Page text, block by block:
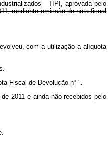
- TIPI, aprovada pelo
mediante emissão de nota fiscal
com a utilização a alíquota
Fiscal de Devolução nº ".
2011 e ainda não recebidos pelo